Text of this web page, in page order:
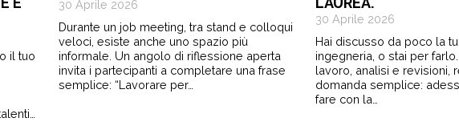
il tuo
30 Aprile 2026
Durante un job meeting, tra stand e colloqui
veloci, esiste anche uno spazio più
informale. Un angolo di riflessione aperta
invita i partecipanti a completare una frase
semplice: “Lavorare per…
30 Aprile 2026
Hai discusso da poco la
ingegneria, o stai per
lavoro, analisi e revisioni,
domanda semplice:
fare con la…